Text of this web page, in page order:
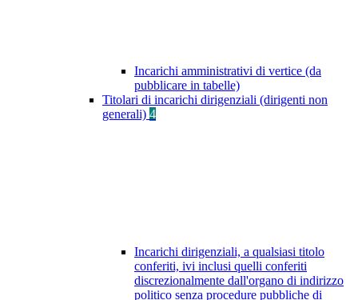
Incarichi amministrativi di vertice (da
pubblicare in tabelle)
Titolari di incarichi dirigenziali (dirigenti non
generali) 4
Incarichi dirigenziali, a qualsiasi titolo
conferiti, ivi inclusi quelli conferiti
discrezionalmente dall'organo di indirizzo
politico senza procedure pubbliche di